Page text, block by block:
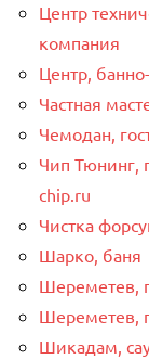
Центр
компания
Центр,
Частная
Чемодан,
Чип Тюнинг,
chip.ru
Чистка
Шарко, баня
Шереметев,
Шереметев,
Шикадам,